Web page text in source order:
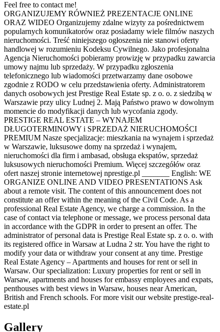
Feel free to contact me!
ORGANIZUJEMY RÓWNIEŻ PREZENTACJE ONLINE
ORAZ WIDEO Organizujemy zdalne wizyty za pośrednictwem
popularnych komunikatorów oraz posiadamy wiele filmów naszych
nieruchomości. Treść niniejszego ogłoszenia nie stanowi oferty
handlowej w rozumieniu Kodeksu Cywilnego. Jako profesjonalna
Agencja Nieruchomości pobieramy prowizję w przypadku zawarcia
umowy najmu lub sprzedaży. W przypadku zgłoszenia
telefonicznego lub wiadomości przetwarzamy dane osobowe
zgodnie z RODO w celu przedstawienia oferty. Administratorem
danych osobowych jest Prestige Real Estate sp. z o. o. z siedzibą w
Warszawie przy ulicy Ludnej 2. Mają Państwo prawo w dowolnym
momencie do modyfikacji danych lub wycofania zgody.
PRESTIGE REAL ESTATE – WYNAJEM
DŁUGOTERMINOWY i SPRZEDAŻ NIERUCHOMOŚCI
PREMIUM Nasze specjalizacje: mieszkania na wynajem i sprzedaż
w Warszawie, luksusowe domy na sprzedaż i wynajem,
nieruchomości dla firm i ambasad, obsługa ekspatów, sprzedaż
luksusowych nieruchomości Premium. Więcej szczegółów oraz
ofert naszej stronie internetowej nprestige.pl _______ English: WE
ORGANIZE ONLINE AND VIDEO PRESENTATIONS Ask
about a remote visit. The content of this announcement does not
constitute an offer within the meaning of the Civil Code. As a
professional Real Estate Agency, we charge a commission. In the
case of contact via telephone or message, we process personal data
in accordance with the GDPR in order to present an offer. The
administrator of personal data is Prestige Real Estate sp. z o. o. with
its registered office in Warsaw at Ludna 2 str. You have the right to
modify your data or withdraw your consent at any time. Prestige
Real Estate Agency – Apartments and houses for rent or sell in
Warsaw. Our specialization: Luxury properties for rent or sell in
Warsaw, apartments and houses for embassy employees and expats,
penthouses with best views in Warsaw, houses near American,
British and French schools. For more visit our website prestige-real-
estate.pl
Gallery